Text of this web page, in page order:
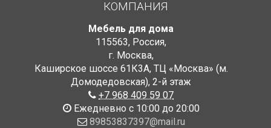
КОМПАНИЯ
Мебель для дома
115563, Россия,
г. Москва,
Каширское шоссе 61К3А, ТЦ «Москва» (м.
Домодедовская), 2-й этаж
+7 968 409 59 07
Ежедневно с 10:00 до 20:00
89853837397@mail.ru